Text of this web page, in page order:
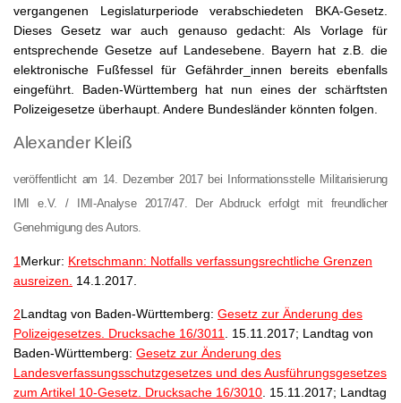
vergangenen Legislaturperiode verabschiedeten BKA-Gesetz.
Dieses Gesetz war auch genauso gedacht: Als Vorlage für
entsprechende Gesetze auf Landesebene. Bayern hat z.B. die
elektronische Fußfessel für Gefährder_innen bereits ebenfalls
eingeführt. Baden-Württemberg hat nun eines der schärftsten
Polizeigesetze überhaupt. Andere Bundesländer könnten folgen.
Alexander Kleiß
veröffentlicht am 14. Dezember 2017 bei Informationsstelle Militarisierung
IMI e.V. / IMI-Analyse 2017/47. Der Abdruck erfolgt mit freundlicher
Genehmigung des Autors.
1Merkur: Kretschmann: Notfalls verfassungsrechtliche Grenzen
ausreizen. 14.1.2017.
2Landtag von Baden-Württemberg: Gesetz zur Änderung des
Polizeigesetzes. Drucksache 16/3011
. 15.11.2017; Landtag von
Baden-Württemberg: Gesetz zur Änderung des
Landesverfassungsschutzgesetzes und des Ausführungsgesetzes
zum Artikel 10-Gesetz. Drucksache 16/3010 . 15.11.2017; Landtag